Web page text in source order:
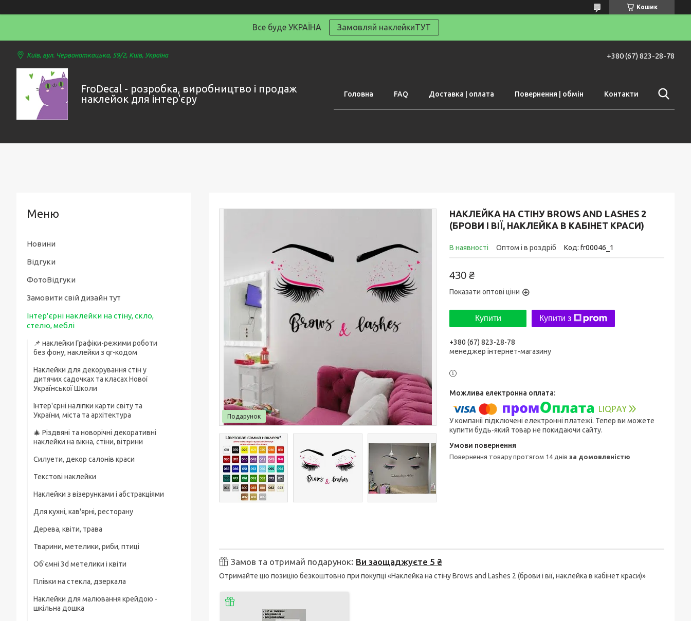
Кошик
Все буде УКРАЇНА Замовляй наклейкиТУТ
Київ, вул. Червоноткацька, 59/2, Київ, Україна +380 (67) 823-28-78
FroDecal - розробка, виробництво і продаж
наклейок для інтер'єру
Головна FAQ Доставка | оплата Повернення | обмін Контакти
НАКЛЕЙКА НА СТІНУ BROWS AND LASHES 2
(БРОВИ І ВІЇ, НАКЛЕЙКА В КАБІНЕТ КРАСИ)
В наявності Оптом і в роздріб Код: fr00046_1
430 ₴
Показати оптові ціни
Купити Купити з
+380 (67) 823-28-78
менеджер інтернет-магазину
У компанії підключені електронні платежі. Тепер ви можете
купити будь-який товар не покидаючи сайту.
повернення товару протягом 14 днів за домовленістю
Подарунок
Замов та отримай подарунок Ви заощаджуєте 5 ₴
Отримайте цю позицію безкоштовно при покупці «Наклейка на стіну Brows and Lashes 2 (брови і вії, наклейка в кабінет краси)»
Новини
Відгуки
ФотоВідгуки
Замовити свій дизайн тут
Інтер'єрні наклейки на стіну, скло,
стелю, меблі
📌 наклейки Графіки-режими роботи
без фону, наклейки з qr-кодом
Наклейки для декорування стін у
дитячих садочках та класах Нової
Української Школи
Інтер'єрні наліпки карти світу та
України, міста та архітектура
🎄 Різдвяні та новорічні декоративні
наклейки на вікна, стіни, вітрини
Силуети, декор салонів краси
Текстові наклейки
Наклейки з візерунками і абстракціями
Для кухні, кав'ярні, ресторану
Дерева, квіти, трава
Тварини, метелики, риби, птиці
Об'ємні 3d метелики і квіти
Плівки на стекла, дзеркала
Наклейки для малювання крейдою -
шкільна дошка